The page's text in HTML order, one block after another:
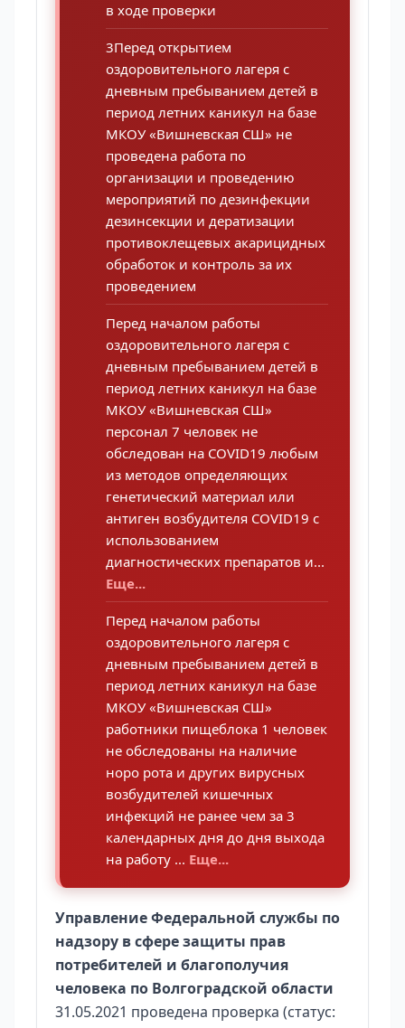
в ходе проверки
3Перед открытием
оздоровительного лагеря с
дневным пребыванием детей в
период летних каникул на базе
МКОУ «Вишневская СШ» не
проведена работа по
организации и проведению
мероприятий по дезинфекции
дезинсекции и дератизации
противоклещевых акарицидных
обработок и контроль за их
проведением
Перед началом работы
оздоровительного лагеря с
дневным пребыванием детей в
период летних каникул на базе
МКОУ «Вишневская СШ»
персонал 7 человек не
обследован на COVID19 любым
из методов определяющих
генетический материал или
антиген возбудителя COVID19 с
использованием
диагностических препаратов и...
Еще...
Перед началом работы
оздоровительного лагеря с
дневным пребыванием детей в
период летних каникул на базе
МКОУ «Вишневская СШ»
работники пищеблока 1 человек
не обследованы на наличие
норо рота и других вирусных
возбудителей кишечных
инфекций не ранее чем за 3
календарных дня до дня выхода
на работу ... Еще...
Управление Федеральной службы по
надзору в сфере защиты прав
потребителей и благополучия
человека по Волгоградской области
31.05.2021 проведена проверка (статус: